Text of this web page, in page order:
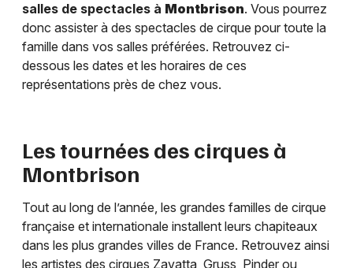
salles de spectacles à Montbrison. Vous pourrez
donc assister à des spectacles de cirque pour toute la
famille dans vos salles préférées. Retrouvez ci-
dessous les dates et les horaires de ces
représentations près de chez vous.
Les tournées des cirques à
Montbrison
Tout au long de l’année, les grandes familles de cirque
française et internationale installent leurs chapiteaux
dans les plus grandes villes de France. Retrouvez ainsi
les artistes des cirques Zavatta, Gruss, Pinder ou